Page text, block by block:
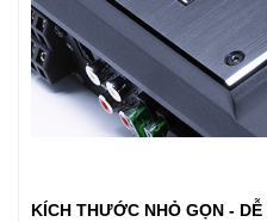
KÍCH THƯỚC NHỎ GỌN -